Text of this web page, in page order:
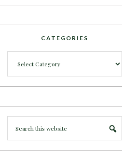
CATEGORIES